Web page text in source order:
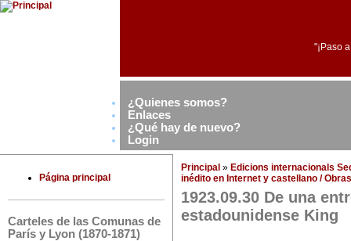
"¡Paso
¿Quienes somos?
Enlaces
¿Qué hay de nuevo?
Login
Página principal
Carteles de las Comunas de
París y Lyon (1870-1871)
Principal » Edicions internacionals
inédito en Internet y castellano /
1923.09.30 De una
estadounidense King